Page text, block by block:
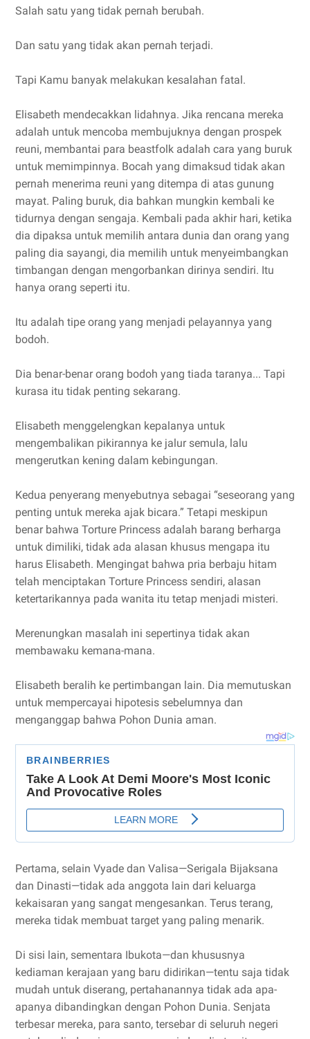
Salah satu yang tidak pernah berubah.
Dan satu yang tidak akan pernah terjadi.
Tapi Kamu banyak melakukan kesalahan fatal.
Elisabeth mendecakkan lidahnya. Jika rencana mereka
adalah untuk mencoba membujuknya dengan prospek
reuni, membantai para beastfolk adalah cara yang buruk
untuk memimpinnya. Bocah yang dimaksud tidak akan
pernah menerima reuni yang ditempa di atas gunung
mayat. Paling buruk, dia bahkan mungkin kembali ke
tidurnya dengan sengaja. Kembali pada akhir hari, ketika
dia dipaksa untuk memilih antara dunia dan orang yang
paling dia sayangi, dia memilih untuk menyeimbangkan
timbangan dengan mengorbankan dirinya sendiri. Itu
hanya orang seperti itu.
Itu adalah tipe orang yang menjadi pelayannya yang
bodoh.
Dia benar-benar orang bodoh yang tiada taranya... Tapi
kurasa itu tidak penting sekarang.
Elisabeth menggelengkan kepalanya untuk
mengembalikan pikirannya ke jalur semula, lalu
mengerutkan kening dalam kebingungan.
Kedua penyerang menyebutnya sebagai “seseorang yang
penting untuk mereka ajak bicara.” Tetapi meskipun
benar bahwa Torture Princess adalah barang berharga
untuk dimiliki, tidak ada alasan khusus mengapa itu
harus Elisabeth. Mengingat bahwa pria berbaju hitam
telah menciptakan Torture Princess sendiri, alasan
ketertarikannya pada wanita itu tetap menjadi misteri.
Merenungkan masalah ini sepertinya tidak akan
membawaku kemana-mana.
Elisabeth beralih ke pertimbangan lain. Dia memutuskan
untuk mempercayai hipotesis sebelumnya dan
menganggap bahwa Pohon Dunia aman.
Pertama, selain Vyade dan Valisa—Serigala Bijaksana
dan Dinasti—tidak ada anggota lain dari keluarga
kekaisaran yang sangat mengesankan. Terus terang,
mereka tidak membuat target yang paling menarik.
Di sisi lain, sementara Ibukota—dan khususnya
kediaman kerajaan yang baru didirikan—tentu saja tidak
mudah untuk diserang, pertahanannya tidak ada apa-
apanya dibandingkan dengan Pohon Dunia. Senjata
terbesar mereka, para santo, tersebar di seluruh negeri